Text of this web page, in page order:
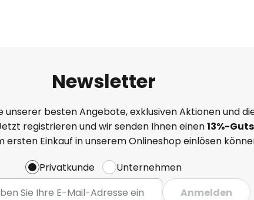
Newsletter
unserer besten Angebote, exklusiven Aktionen und
registrieren und wir senden Ihnen einen13%-
ersten Einkauf in unserem Onlineshop einlösen
Privatkunde
Unternehmen
Anmelden